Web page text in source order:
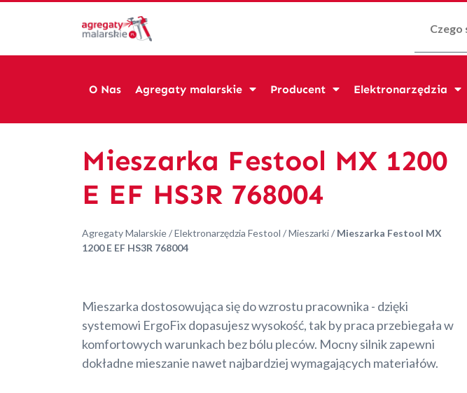
Szukaj:
O Nas Agregaty malarskie Producent Elektronarzędzia
Mieszarka Festool MX 1200
E EF HS3R 768004
Agregaty Malarskie/Elektronarzędzia Festool /Mieszarki/ Mieszarka Festool MX
1200 E EF HS3R 768004
Mieszarka dostosowująca się do wzrostu pracownika - dzięki
systemowi ErgoFix dopasujesz wysokość, tak by praca przebiegała w
komfortowych warunkach bez bólu pleców. Mocny silnik zapewni
dokładne mieszanie nawet najbardziej wymagających materiałów.